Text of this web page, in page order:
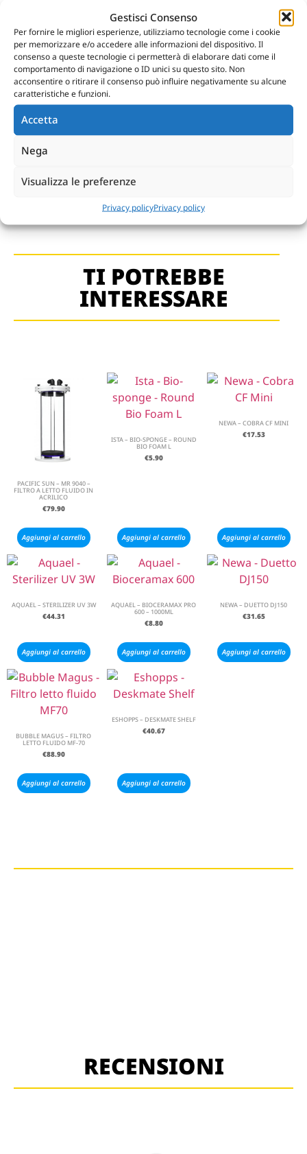
Gestisci Consenso
Per fornire le migliori esperienze, utilizziamo tecnologie come i cookie
per memorizzare e/o accedere alle informazioni del dispositivo. Il
consenso a queste tecnologie ci permetterà di elaborare dati come il
comportamento di navigazione o ID unici su questo sito. Non
acconsentire o ritirare il consenso può influire negativamente su alcune
caratteristiche e funzioni.
Accetta
Nega
Visualizza le preferenze
Privacy policyPrivacy policy
contatto con gli occhi lavare
abbondantemente con acqua corrente
tenendo aperte le palpebre.
MODALITA’ DI CONSERVAZIONE:
sorgenti di fuoco e calore, forti ossidanti e
TI POTREBBE
INTERESSARE
PACIFIC SUN – MR 9040 –
FILTRO A LETTO FLUIDO IN
ACRILICO
€79.90
Aggiungi al carrello
ISTA – BIO-SPONGE – ROUND
BIO FOAM L
€5.90
Aggiungi al carrello
NEWA – COBRA CF MINI
€17.53
Aggiungi al carrello
AQUAEL – STERILIZER UV 3W
€44.31
Aggiungi al carrello
AQUAEL – BIOCERAMAX PRO
600 – 1000ML
€8.80
Aggiungi al carrello
NEWA – DUETTO DJ150
€31.65
Aggiungi al carrello
BUBBLE MAGUS – FILTRO
LETTO FLUIDO MF-70
€88.90
Aggiungi al carrello
ESHOPPS – DESKMATE SHELF
€40.67
Aggiungi al carrello
RECENSIONI